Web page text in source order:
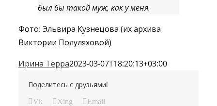
был бы такой муж, как у меня.
Фото: Эльвира Кузнецова (их архива
Виктории Полуляховой)
Ирина Терра2023-03-07T18:20:13+03:00
Поделитесь с друзьями!
Vk Xing Email